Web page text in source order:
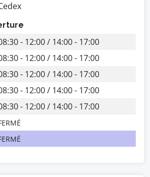
- 12:00 / 14:00 - 17:00
- 12:00 / 14:00 - 17:00
- 12:00 / 14:00 - 17:00
- 12:00 / 14:00 - 17:00
- 12:00 / 14:00 - 17:00